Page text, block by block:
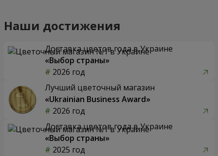
Наши достижения
Доставка цветов года в Украине
«Выбор страны»
2026 год
Лучший цветочный магазин
«Ukrainian Business Award»
2026 год
Доставка цветов года в Украине
«Выбор страны»
2025 год